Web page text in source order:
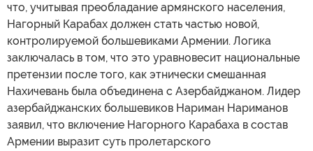
что, учитывая преобладание армянского населения,
Нагорный Карабах должен стать частью новой,
контролируемой большевиками Армении. Логика
заключалась в том, что это уравновесит национальные
претензии после того, как этнически смешанная
Нахичевань была объединена с Азербайджаном. Лидер
азербайджанских большевиков Нариман Нариманов
заявил, что включение Нагорного Карабаха в состав
Армении выразит суть пролетарского